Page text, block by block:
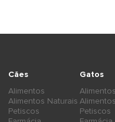
Cães
Alimentos
Alimentos Naturais
Petiscos
Gatos
Alimentos
Petiscos